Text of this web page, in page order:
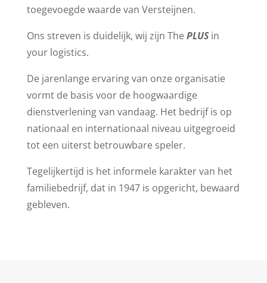
toegevoegde waarde van Versteijnen.
Ons streven is duidelijk, wij zijn ThePLUSin
your logistics.
De jarenlange ervaring van onze organisatie
vormt de basis voor de hoogwaardige
dienstverlening van vandaag. Het bedrijf is op
nationaal en internationaal niveau uitgegroeid
tot een uiterst betrouwbare speler.
Tegelijkertijd is het informele karakter van het
familiebedrijf, dat in 1947 is opgericht, bewaard
gebleven.